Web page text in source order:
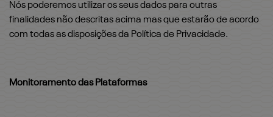
Nós poderemos utilizar os seus dados para outras
finalidades não descritas acima mas que estarão de acordo
com todas as disposições da Política de Privacidade.
Monitoramento das Plataformas